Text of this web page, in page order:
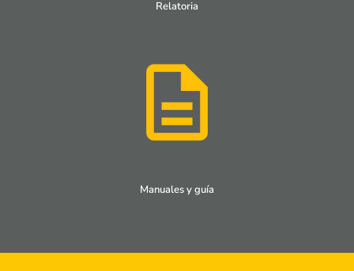
Relatoria
Manuales y guía